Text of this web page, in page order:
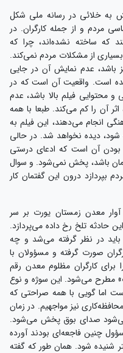
به خلائی در رسانه ملی شکل
مردم و از جمله کارگران. در
که ساخته نشده‌اند، چرا که
از مشکلات مردم نمی‌کند.
باشد، عدم نمایش آن در جایی
است. واقعیت آن است که در
محتوایی فیلم بالا باشد، عدم
اثر آن را کم می‌کند. طبعا با همه
انجام می‌دهند، این فیلم به
شود، دیده نخواهد شد. در حالی
بودن آن است که ادعای درستی
باشد، پخش نمی‌شود. و سوال
بپردازد درون این گفتمان کار
معدن زمستان یورت بر سر
حادثه تلخ رخ داده می‌پردازد.
باید در نظر گرفته می‌شد و چه
صورت گرفته و مسؤولان با
کارگران مظلوم معدن رقم
مطرح می‌شود. این سوژه و نوع
اما گویی با همه صراحتی که
نیز مواجهیم. در زمان
می‌شود صدای بوق پخش می‌شود.
چنین فاجعه‌ای بودند آورده
شنیده شود. همان طور که گفته